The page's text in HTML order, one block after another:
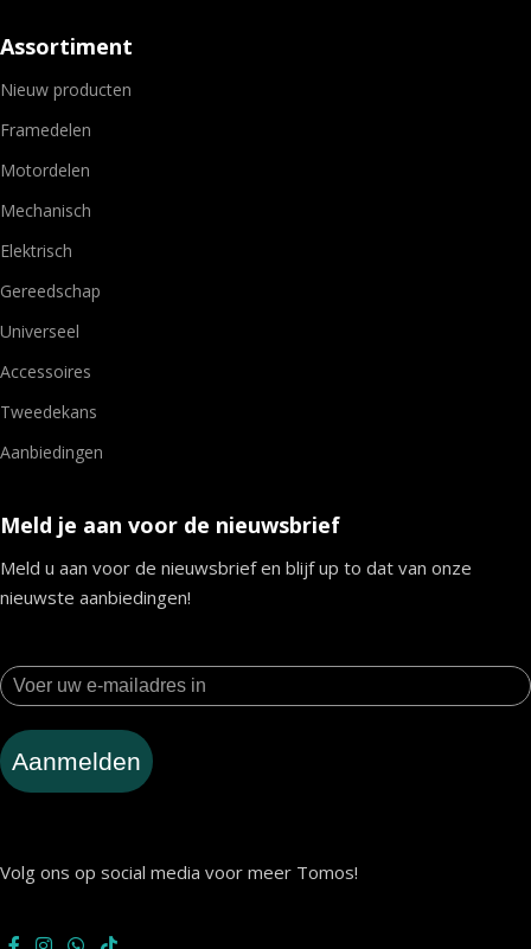
Assortiment
Nieuw producten
Framedelen
Motordelen
Mechanisch
Elektrisch
Gereedschap
Universeel
Accessoires
Tweedekans
Aanbiedingen
Meld je aan voor de nieuwsbrief
Meld u aan voor de nieuwsbrief en blijf up to dat van onze
nieuwste aanbiedingen!
Aanmelden
Volg ons op social media voor meer Tomos!